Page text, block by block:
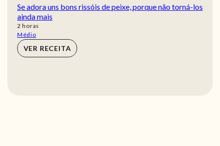
Se adora uns bons rissóis de peixe, porque não torná-los
ainda mais
2 horas
horas
Médio
VER RECEITA